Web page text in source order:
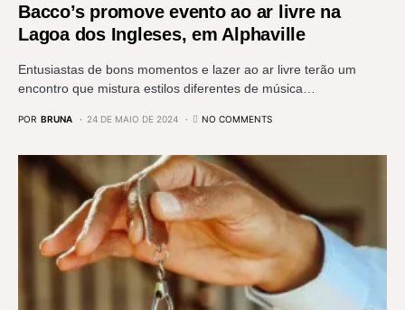
Bacco’s promove evento ao ar livre na
Lagoa dos Ingleses, em Alphaville
Entusiastas de bons momentos e lazer ao ar livre terão um
encontro que mistura estilos diferentes de música…
POR BRUNA 24 DE MAIO DE 2024 NO COMMENTS